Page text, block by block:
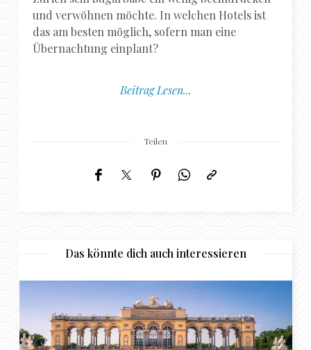
und verwöhnen möchte. In welchen Hotels ist
das am besten möglich, sofern man eine
Übernachtung einplant?
Beitrag Lesen...
Teilen
Das könnte dich auch interessieren